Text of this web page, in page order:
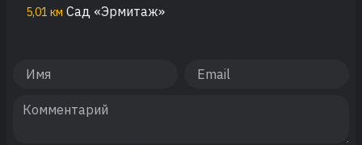
5,01 км Сад «Эрмитаж»